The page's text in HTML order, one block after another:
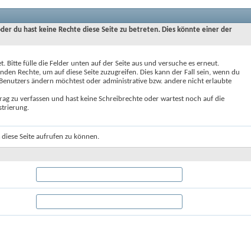
du hast keine Rechte diese Seite zu betreten. Dies könnte einer der
Bitte fülle die Felder unten auf der Seite aus und versuche es erneut.
Rechte, um auf diese Seite zuzugreifen. Dies kann der Fall sein, wenn du
ändern möchtest oder administrative bzw. andere nicht erlaubte
zu verfassen und hast keine Schreibrechte oder wartest noch auf die
diese Seite aufrufen zu können.